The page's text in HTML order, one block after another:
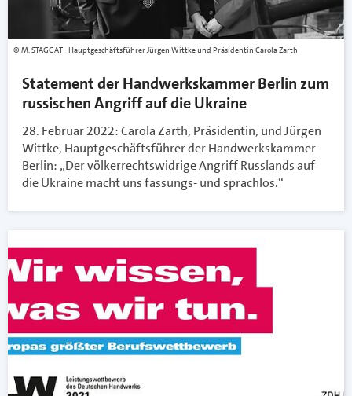
M. STAGGAT - Hauptgeschäftsführer Jürgen Wittke und Präsidentin Carola Zarth
Statement der Handwerkskammer Berlin zum
russischen Angriff auf die Ukraine
28. Februar 2022: Carola Zarth, Präsidentin, und Jürgen
Wittke, Hauptgeschäftsführer der Handwerkskammer
Berlin: „Der völkerrechtswidrige Angriff Russlands auf
die Ukraine macht uns fassungs- und sprachlos.“